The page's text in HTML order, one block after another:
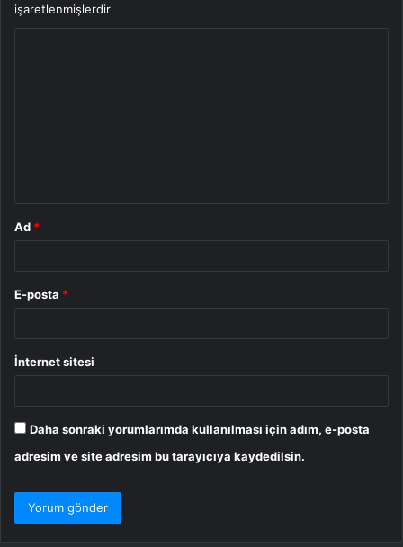
işaretlenmişlerdir
Ad *
E-posta *
İnternet sitesi
Daha sonraki yorumlarımda kullanılması için adım, e-posta
adresim ve site adresim bu tarayıcıya kaydedilsin.